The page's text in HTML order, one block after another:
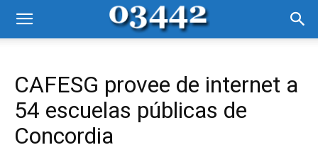
CAFESG provee de internet a
54 escuelas públicas de
Concordia